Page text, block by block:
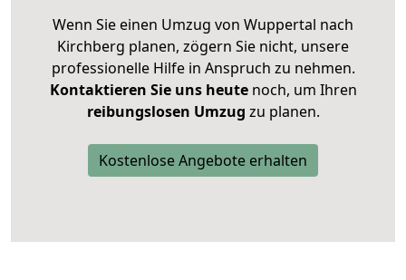
Wenn Sie einen Umzug von Wuppertal nach
Kirchberg planen, zögern Sie nicht, unsere
professionelle Hilfe in Anspruch zu nehmen.
Kontaktieren Sie uns heutenoch, um Ihren
reibungslosen Umzug zu planen.
Kostenlose Angebote erhalten